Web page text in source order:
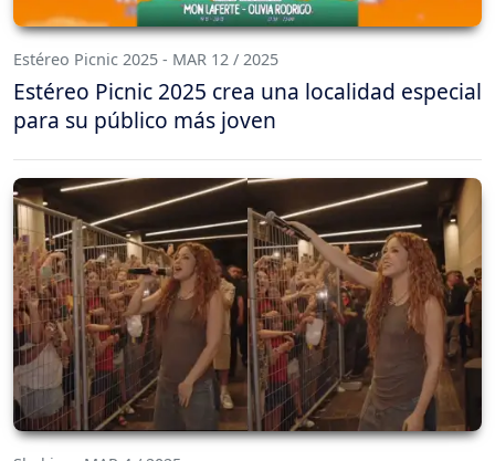
Estéreo Picnic 2025 - MAR 12 / 2025
Estéreo Picnic 2025 crea una localidad especial
para su público más joven